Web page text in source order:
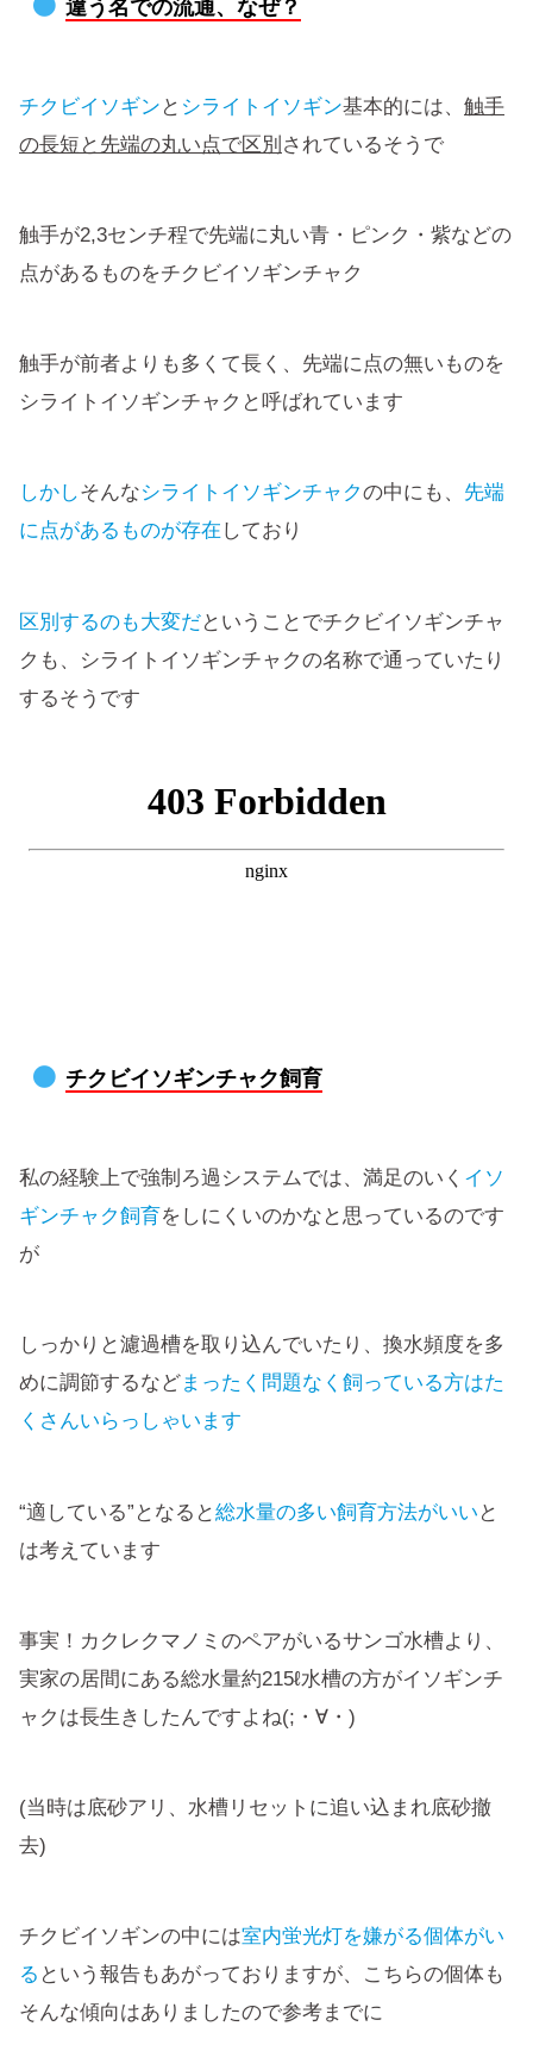
違う名での流通、なぜ？
チクビイソギン と シライトイソギン基本的には、 触手
の長短と先端の丸い点で区別 されているそうで
触手が2,3センチ程で先端に丸い青・ピンク・紫などの
点があるものをチクビイソギンチャク
触手が前者よりも多くて長く、先端に点の無いものを
シライトイソギンチャクと呼ばれています
しかしそんなシライトイソギンチャクの中にも、 先端
に点があるものが存在 しており
区別するのも大変だということでチクビイソギンチャ
クも、シライトイソギンチャクの名称で通っていたり
するそうです
チクビイソギンチャク飼育
私の経験上で強制ろ過システムでは、満足のいく イソ
ギンチャク飼育をしにくいのかなと思っているのです
が
しっかりと濾過槽を取り込んでいたり、換水頻度を多
めに調節するなどまったく問題なく飼っている方はた
くさんいらっしゃいます
“適している”となると総水量の多い飼育方法がいい と
は考えています
事実！カクレクマノミのペアがいるサンゴ水槽より、
実家の居間にある総水量約215ℓ水槽の方がイソギンチ
ャクは長生きしたんですよね(;・∀・)
(当時は底砂アリ、水槽リセットに追い込まれ底砂撤
去)
チクビイソギンの中には室内蛍光灯を嫌がる個体がい
る という報告もあがっておりますが、こちらの個体も
そんな傾向はありましたので参考までに